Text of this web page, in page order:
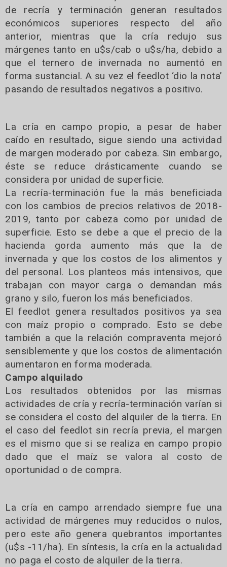
de recría y terminación generan resultados
económicos superiores respecto del año
anterior, mientras que la cría redujo sus
márgenes tanto en u$s/cab o u$s/ha, debido a
que el ternero de invernada no aumentó en
forma sustancial. A su vez el feedlot ‘dio la nota’
pasando de resultados negativos a positivo.
La cría en campo propio, a pesar de haber
caído en resultado, sigue siendo una actividad
de margen moderado por cabeza. Sin embargo,
éste se reduce drásticamente cuando se
considera por unidad de superficie.
La recría-terminación fue la más beneficiada
con los cambios de precios relativos de 2018-
2019, tanto por cabeza como por unidad de
superficie. Esto se debe a que el precio de la
hacienda gorda aumento más que la de
invernada y que los costos de los alimentos y
del personal. Los planteos más intensivos, que
trabajan con mayor carga o demandan más
grano y silo, fueron los más beneficiados.
El feedlot genera resultados positivos ya sea
con maíz propio o comprado. Esto se debe
también a que la relación compraventa mejoró
sensiblemente y que los costos de alimentación
aumentaron en forma moderada.
Campo alquilado
Los resultados obtenidos por las mismas
actividades de cría y recría-terminación varían si
se considera el costo del alquiler de la tierra. En
el caso del feedlot sin recría previa, el margen
es el mismo que si se realiza en campo propio
dado que el maíz se valora al costo de
oportunidad o de compra.
La cría en campo arrendado siempre fue una
actividad de márgenes muy reducidos o nulos,
pero este año genera quebrantos importantes
(u$s -11/ha). En síntesis, la cría en la actualidad
no paga el costo de alquiler de la tierra.